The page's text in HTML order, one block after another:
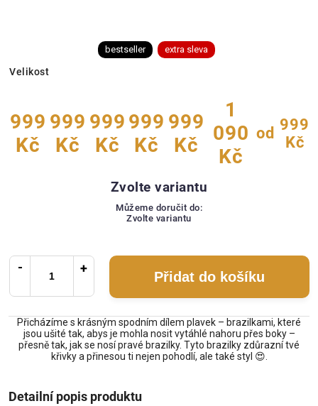
bestseller extra sleva
Velikost
999
Kč
999
Kč
999
Kč
999
Kč
999
Kč
1
090
Kč
od 999
Kč
Zvolte variantu
Můžeme doručit do:
Zvolte variantu
Přidat do košíku
Přicházíme s krásným spodním dílem plavek – brazilkami, které
jsou ušité tak, abys je mohla nosit vytáhlé nahoru přes boky –
přesně tak, jak se nosí pravé brazilky. Tyto brazilky zdůrazní tvé
křivky a přinesou ti nejen pohodlí, ale také styl 😍.
Detailní popis produktu